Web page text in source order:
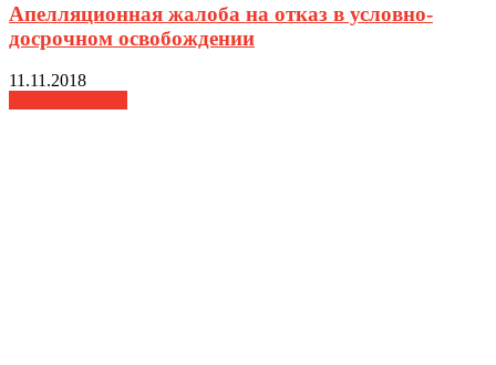
Апелляционная жалоба на отказ в условно-
досрочном освобождении
11.11.2018